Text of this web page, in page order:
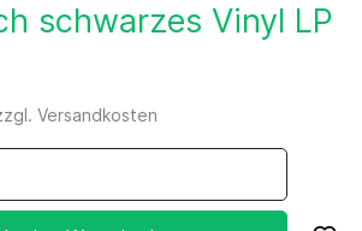
schwarzes Vinyl LP
Versandkosten